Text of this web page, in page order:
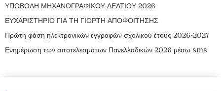
ΥΠΟΒΟΛΗ ΜΗΧΑΝΟΓΡΑΦΙΚΟΥ ΔΕΛΤΙΟΥ 2026
ΕΥΧΑΡΙΣΤΗΡΙΟ ΓΙΑ ΤΗ ΓΙΟΡΤΗ ΑΠΟΦΟΙΤΗΣΗΣ
Πρώτη φάση ηλεκτρονικών εγγραφών σχολικού έτους 2026-2027
Ενημέρωση των αποτελεσμάτων Πανελλαδικών 2026 μέσω sms